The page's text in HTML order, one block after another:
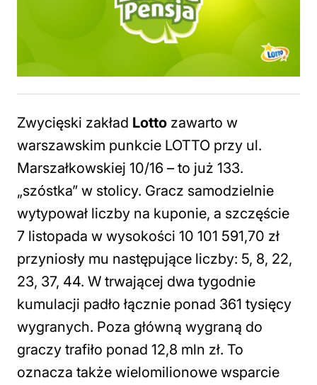
Zwycięski zakład Lotto zawarto w
warszawskim punkcie LOTTO przy ul.
Marszałkowskiej 10/16 – to już 133.
„szóstka” w stolicy. Gracz samodzielnie
wytypował liczby na kuponie, a szczęście
7 listopada w wysokości 10 101 591,70 zł
przyniosły mu następujące liczby: 5, 8, 22,
23, 37, 44. W trwającej dwa tygodnie
kumulacji padło łącznie ponad 361 tysięcy
wygranych. Poza główną wygraną do
graczy trafiło ponad 12,8 mln zł. To
oznacza także wielomilionowe wsparcie